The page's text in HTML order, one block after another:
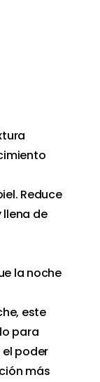
Reduce
llena de
la noche
este
para
poder
más